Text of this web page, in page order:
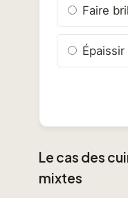
Faire
Le cas des
mixtes